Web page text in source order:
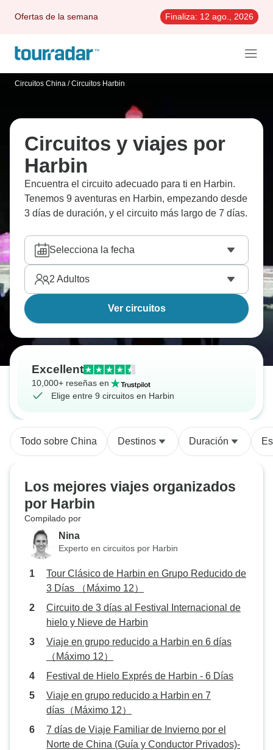
Ofertas de la semana Finaliza: 12 ago., 2026
Circuitos China / Circuitos Harbin
Circuitos y viajes por
Harbin
Encuentra el circuito adecuado para ti en Harbin.
Tenemos 9 aventuras en Harbin, empezando desde
3 días de duración, y el circuito más largo de 7 días.
Selecciona la fecha
2 Adultos
Ver circuitos
Excellent
10,000+ reseñas en
Elige entre 9 circuitos en Harbin
Todo sobre China Destinos Duración
Los mejores viajes organizados
por Harbin
Compilado por
Nina
Experto en circuitos por Harbin
Tour Clásico de Harbin en Grupo Reducido de
3 Días （Máximo 12）
Circuito de 3 días al Festival Internacional de
hielo y Nieve de Harbin
Viaje en grupo reducido a Harbin en 6 días
（Máximo 12）
Festival de Hielo Exprés de Harbin - 6 Días
Viaje en grupo reducido a Harbin en 7
días（Máximo 12）
7 días de Viaje Familiar de Invierno por el
Norte de China (Guía y Conductor Privados)-